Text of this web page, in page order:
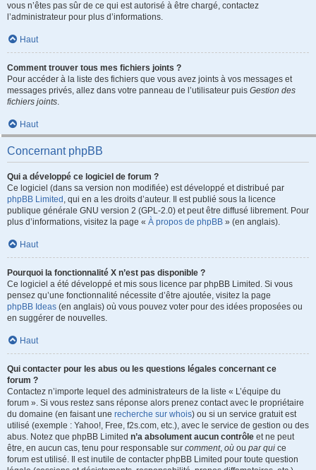
vous n’êtes pas sûr de ce qui est autorisé à être chargé, contactez
l’administrateur pour plus d’informations.
Haut
Comment trouver tous mes fichiers joints ?
Pour accéder à la liste des fichiers que vous avez joints à vos messages et
messages privés, allez dans votre panneau de l’utilisateur puis Gestion des
fichiers joints.
Haut
Concernant phpBB
Qui a développé ce logiciel de forum ?
Ce logiciel (dans sa version non modifiée) est développé et distribué par
phpBB Limited , qui en a les droits d’auteur. Il est publié sous la licence
publique générale GNU version 2 (GPL-2.0) et peut être diffusé librement. Pour
plus d’informations, visitez la page « À propos de phpBB » (en anglais).
Haut
Pourquoi la fonctionnalité X n’est pas disponible ?
Ce logiciel a été développé et mis sous licence par phpBB Limited. Si vous
pensez qu’une fonctionnalité nécessite d’être ajoutée, visitez la page
phpBB Ideas (en anglais) où vous pouvez voter pour des idées proposées ou
en suggérer de nouvelles.
Haut
Qui contacter pour les abus ou les questions légales concernant ce
forum ?
Contactez n’importe lequel des administrateurs de la liste « L’équipe du
forum ». Si vous restez sans réponse alors prenez contact avec le propriétaire
du domaine (en faisant une recherche sur whois) ou si un service gratuit est
utilisé (exemple : Yahoo!, Free, f2s.com, etc.), avec le service de gestion ou des
abus. Notez que phpBB Limited n’a absolument aucun contrôle et ne peut
être, en aucun cas, tenu pour responsable sur comment, où ou par qui ce
forum est utilisé. Il est inutile de contacter phpBB Limited pour toute question